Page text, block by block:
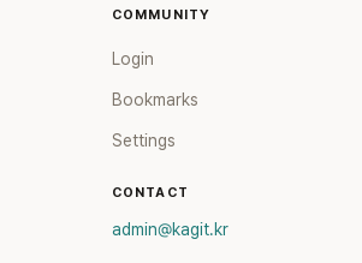
COMMUNITY
Login
Bookmarks
Settings
CONTACT
admin@kagit.kr